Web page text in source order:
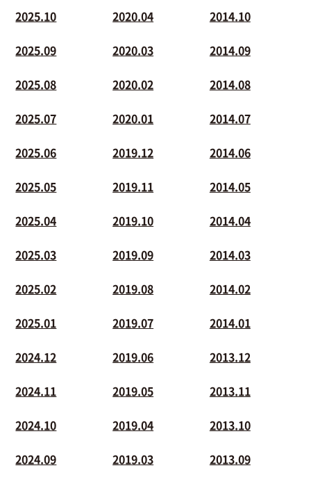
2025.10
2025.09
2025.08
2025.07
2025.06
2025.05
2025.04
2025.03
2025.02
2025.01
2024.12
2024.11
2024.10
2024.09
2020.04
2020.03
2020.02
2020.01
2019.12
2019.11
2019.10
2019.09
2019.08
2019.07
2019.06
2019.05
2019.04
2019.03
2014.10
2014.09
2014.08
2014.07
2014.06
2014.05
2014.04
2014.03
2014.02
2014.01
2013.12
2013.11
2013.10
2013.09